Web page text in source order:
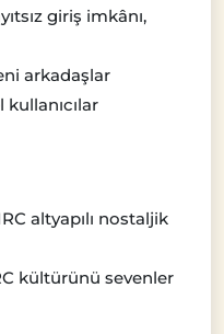
giriş imkânı,
arkadaşlar
altyapılı nostaljik
kültürünü sevenler